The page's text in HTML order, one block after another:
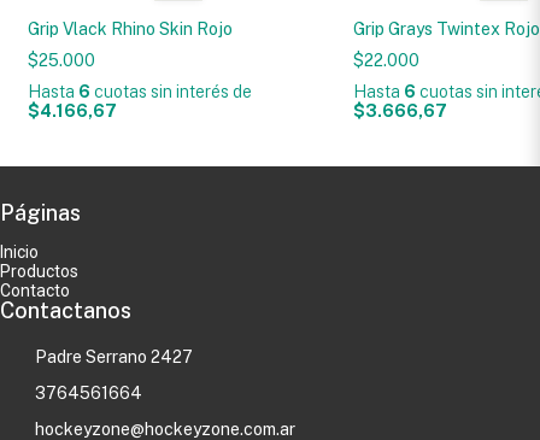
Grip Vlack Rhino Skin Rojo
$25.000
Hasta 6 cuotas sin interés de
$4.166,67
Grip Grays Twintex Rojo
$22.000
Hasta 6 cuotas sin
$3.666,67
Páginas
Inicio
Productos
Contacto
Contactanos
Padre Serrano 2427
3764561664
hockeyzone@hockeyzone.com.ar